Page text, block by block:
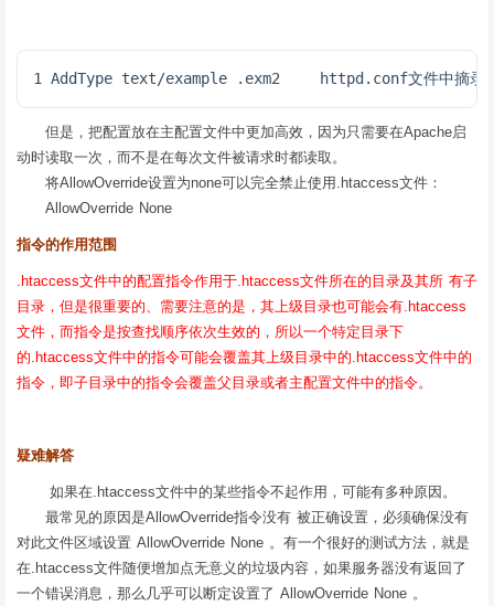
1 AddType text/example .exm2 　　httpd.conf文件中摘
但是，把配置放在主配置文件中更加高效，因为只需要在Apache启
动时读取一次，而不是在每次文件被请求时都读取。
将AllowOverride设置为none可以完全禁止使用.htaccess文件：
AllowOverride None
指令的作用范围
.htaccess文件中的配置指令作用于.htaccess文件所在的目录及其所 有子
目录，但是很重要的、需要注意的是，其上级目录也可能会有.htaccess
文件，而指令是按查找顺序依次生效的，所以一个特定目录下
的.htaccess文件中的指令可能会覆盖其上级目录中的.htaccess文件中的
指令，即子目录中的指令会覆盖父目录或者主配置文件中的指令。
疑难解答
如果在.htaccess文件中的某些指令不起作用，可能有多种原因。
最常见的原因是AllowOverride指令没有 被正确设置，必须确保没有
对此文件区域设置 AllowOverride None 。有一个很好的测试方法，就是
在.htaccess文件随便增加点无意义的垃圾内容，如果服务器没有返回了
一个错误消息，那么几乎可以断定设置了 AllowOverride None 。